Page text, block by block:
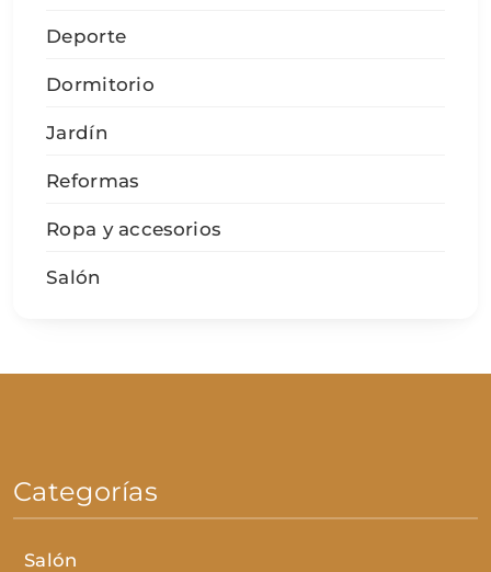
Deporte
Dormitorio
Jardín
Reformas
Ropa y accesorios
Salón
Categorías
Salón